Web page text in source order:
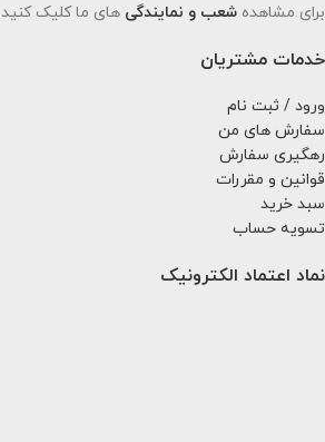
برای مشاهده شعب و نمایندگی های ما کلیک کنید
خدمات مشتریان
ورود / ثبت نام
سفارش های من
رهگیری سفارش
قوانین و مقررات
سبد خرید
تسویه حساب
نماد اعتماد الکترونیک